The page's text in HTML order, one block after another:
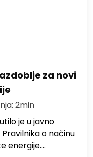
za novi
2min
je u javno
o načinu
energije.…